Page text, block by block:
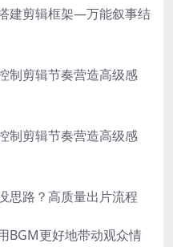
建剪辑框架—万能叙事结
制剪辑节奏营造高级感
制剪辑节奏营造高级感
思路？高质量出片流程
BGM更好地带动观众情